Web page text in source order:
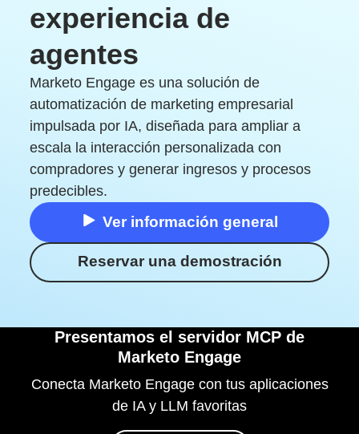
Otros productos
Empezar
experiencia de
agentes
Marketo Engage es una solución de
automatización de marketing empresarial
impulsada por IA, diseñada para ampliar a
escala la interacción personalizada con
compradores y generar ingresos y procesos
predecibles.
Ver información general
Reservar una demostración
Presentamos el servidor MCP de
Marketo Engage
Conecta Marketo Engage con tus aplicaciones
de IA y LLM favoritas